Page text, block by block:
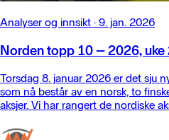
Analyser og innsikt · 9. jan. 2026
Norden topp 10 – 2026, uke
Torsdag 8. januar 2026 er det sju
som nå består av en norsk, to
aksjer. Vi har rangert de nordiske